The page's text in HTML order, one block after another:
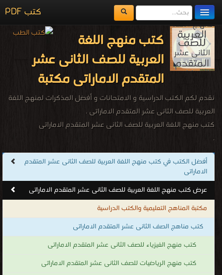
كتب PDF
مكتبة الكتب
المكتبات
يُقرأ حالياً
اضف كتاب
كتب منهج اللغة
العربية للصف الثانى عشر
المتقدم الاماراتى مكتبة
نقدم لكم الكتب الدراسية و الامتحانات و أفضل المذكرات لمنهج اللغة
العربية للصف الثانى عشر المتقدم الاماراتى .
كتب منهج اللغة العربية للصف الثانى عشر المتقدم الاماراتى
.
أفضل الكتب في كتب منهج اللغة العربية للصف الثانى عشر المتقدم
الاماراتى
عرض كتب منهج اللغة العربية للصف الثانى عشر المتقدم الاماراتى
مكتبة المناهج التعليمية والكتب الدراسية
كتب مناهج الصف الثانى عشر المتقدم الاماراتى
كتب منهج الفيزياء للصف الثانى عشر المتقدم الاماراتى
كتب منهج الرياضيات للصف الثانى عشر المتقدم الاماراتى